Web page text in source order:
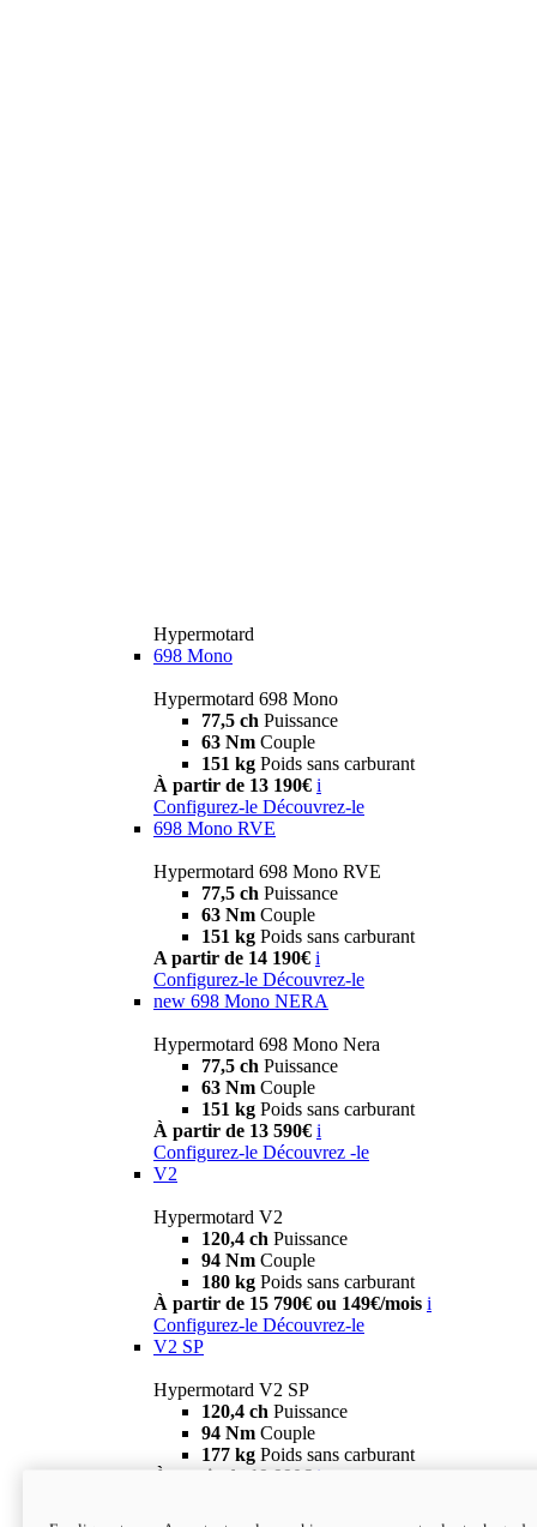
Hypermotard
698 Mono
Hypermotard 698 Mono
77,5 ch Puissance
63 Nm Couple
151 kg Poids sans carburant
À partir de 13 190€ i
Configurez-le Découvrez-le
698 Mono RVE
Hypermotard 698 Mono RVE
77,5 ch Puissance
63 Nm Couple
151 kg Poids sans carburant
A partir de 14 190€ i
Configurez-le Découvrez-le
new 698 Mono NERA
Hypermotard 698 Mono Nera
77,5 ch Puissance
63 Nm Couple
151 kg Poids sans carburant
À partir de 13 590€ i
Configurez-le Découvrez -le
V2
Hypermotard V2
120,4 ch Puissance
94 Nm Couple
180 kg Poids sans carburant
À partir de 15 790€ ou 149€/mois i
Configurez-le Découvrez-le
V2 SP
Hypermotard V2 SP
120,4 ch Puissance
94 Nm Couple
177 kg Poids sans carburant
À partir de 19 990€ i
new
V2 SP 100